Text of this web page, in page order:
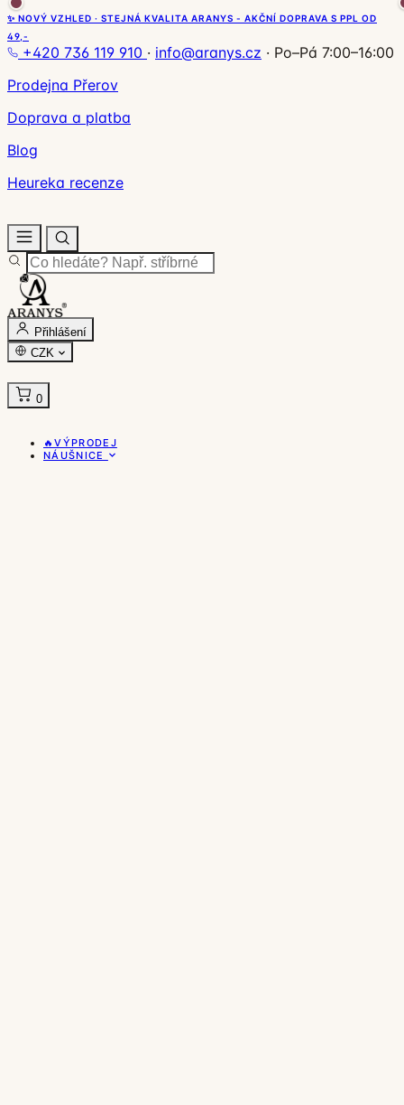
✨ NOVÝ VZHLED · STEJNÁ KVALITA ARANYS - AKČNÍ DOPRAVA S PPL OD
49,-
+420 736 119 910 · info@aranys.cz · Po–Pá 7:00–16:00
Prodejna Přerov
Doprava a platba
Blog
Heureka recenze
Přihlášení
CZK
0
🔥VÝPRODEJ
NÁUŠNICE